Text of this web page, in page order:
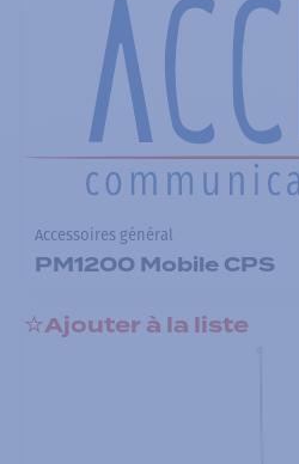
Accessoires général
PM1200 Mobile CPS
Ajouter à la liste